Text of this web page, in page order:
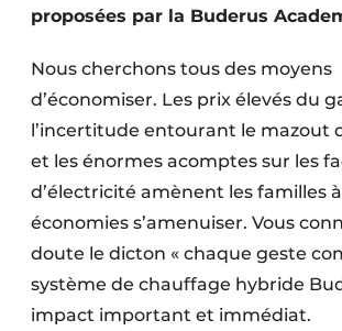
proposées par la Buderus
Nous cherchons tous des moyens
d’économiser. Les prix élevés du
l’incertitude entourant le mazout
et les énormes acomptes sur les
d’électricité amènent les familles
économies s’amenuiser. Vous
doute le dicton « chaque geste
système de chauffage hybride
impact important et immédiat.